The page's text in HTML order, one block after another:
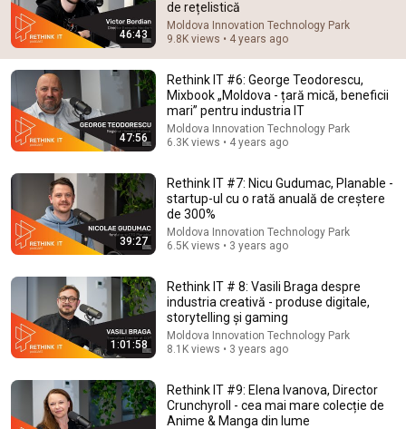
Rethink IT #14 Roman Arcea, Senior Product
Manager Google, De la Idee la Produs
Moldova Innovation Technology Park • 5.7K views
știi
Doctor Mihail • 168K views
46:43
de rețelistică
Moldova Innovation Technology Park
9.8K views • 4 years ago
47:56
Rethink IT #6: George Teodorescu,
Mixbook „Moldova - țară mică, beneficii
mari” pentru industria IT
Moldova Innovation Technology Park
6.3K views • 4 years ago
39:27
Rethink IT #7: Nicu Gudumac, Planable -
startup-ul cu o rată anuală de creștere
de 300%
Moldova Innovation Technology Park
6.5K views • 3 years ago
1:01:58
Rethink IT # 8: Vasili Braga despre
industria creativă - produse digitale,
storytelling și gaming
Moldova Innovation Technology Park
8.1K views • 3 years ago
Rethink IT #9: Elena Ivanova, Director
Crunchyroll - cea mai mare colecție de
Anime & Manga din lume